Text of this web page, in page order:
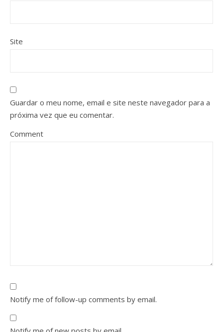
Site
Guardar o meu nome, email e site neste navegador para a
próxima vez que eu comentar.
Comment
Notify me of follow-up comments by email.